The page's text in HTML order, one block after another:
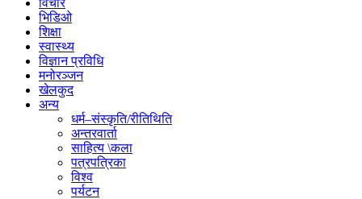
विचार
भिडिओ
शिक्षा
स्वास्थ्य
विज्ञान प्रविधि
मनोरञ्जन
खेलकुद
अन्य
धर्म–संस्कृति/रीतिथिति
अन्तरवार्ता
साहित्य \कला
पत्रपत्रिका
विश्व
पर्यटन